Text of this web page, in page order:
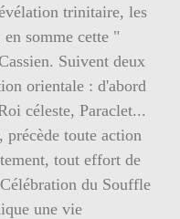
trinitaire, les
somme cette "
Suivent deux
orientale : d'abord
céleste, Paraclet...
toute action
tout effort de
du Souffle
une vie